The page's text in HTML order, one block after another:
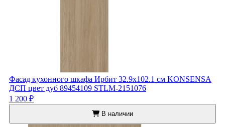
Фасад кухонного шкафа Ирбит 32.9x102.1 см KONSENSA
ДСП цвет дуб 89454109 STLM-2151076
1 200 ₽
В наличии